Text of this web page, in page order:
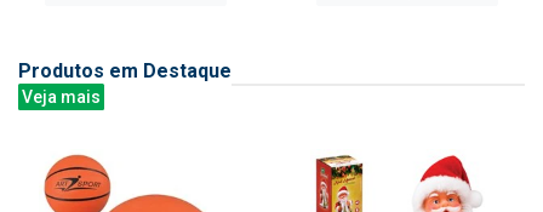
Produtos em Destaque
Veja mais